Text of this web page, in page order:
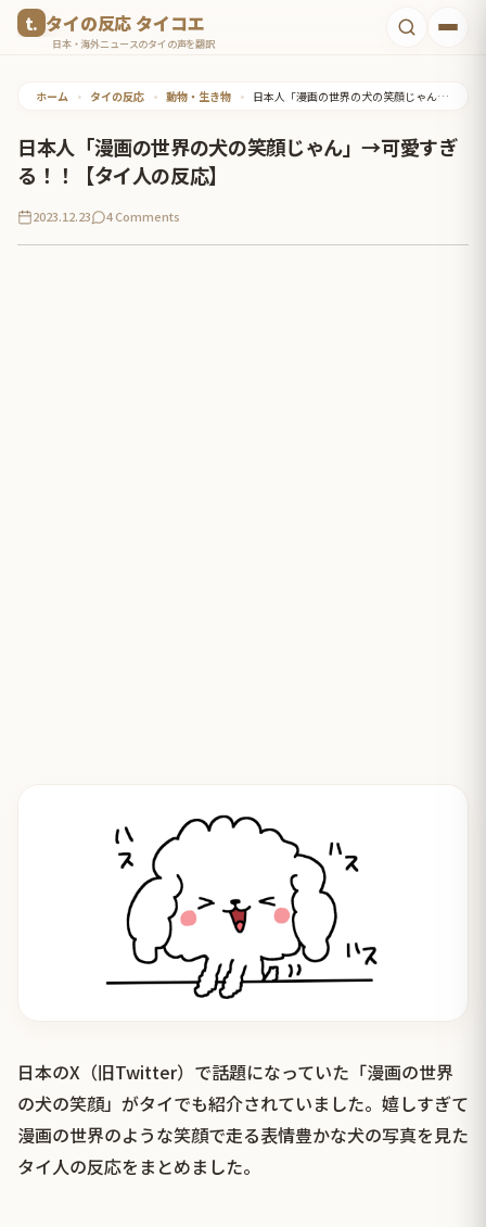
タイの反応 タイコエ
日本・海外ニュースのタイの声を翻訳
ホーム • タイの反応 • 動物・生き物 • 日本人「漫画の世界の犬の笑顔じゃん」→可愛すぎる！！【タイ人の反応】
日本人「漫画の世界の犬の笑顔じゃん」→可愛すぎ
る！！【タイ人の反応】
2023.12.23 4 Comments
日本のX（旧Twitter）で話題になっていた「漫画の世界
の犬の笑顔」がタイでも紹介されていました。嬉しすぎて
漫画の世界のような笑顔で走る表情豊かな犬の写真を見た
タイ人の反応をまとめました。